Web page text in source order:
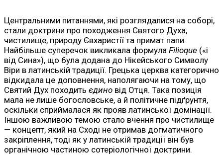
Центральними питаннями, які розглядалися на соборі,
стали доктрини про походження Святого Духа,
чистилище, природу Євхаристії та примат папи.
Найбільше суперечок викликала формула Filioque («і
від Сина»), що була додана до Нікейського Символу
Віри в латинській традиції. Грецька церква категорично
відкидала це доповнення, наполягаючи на тому, що
Святий Дух походить єдино від Отця. Така позиція
мала не лише богословське, а й політичне підґрунтя,
оскільки сприймалася як прояв латинської домінації.
Іншою важливою темою стало вчення про чистилище
— концепт, який на Сході не отримав догматичного
закріплення, тоді як у латинській традиції він був
органічною частиною сотеріологічної доктрини.